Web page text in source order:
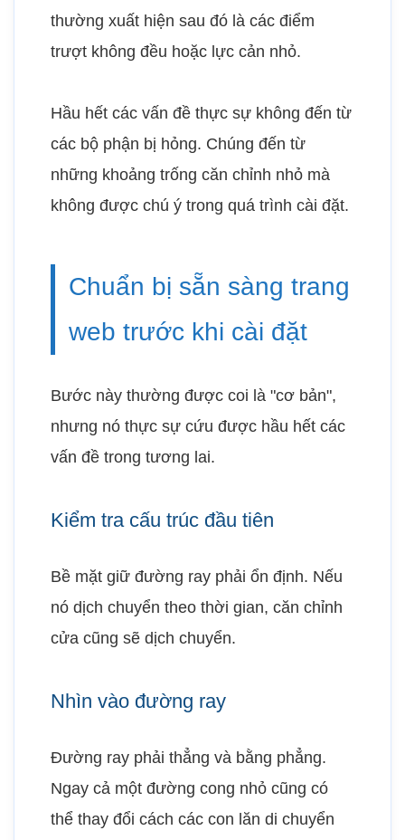
thường xuất hiện sau đó là các điểm
trượt không đều hoặc lực cản nhỏ.
Hầu hết các vấn đề thực sự không đến từ
các bộ phận bị hỏng. Chúng đến từ
những khoảng trống căn chỉnh nhỏ mà
không được chú ý trong quá trình cài đặt.
Chuẩn bị sẵn sàng trang
web trước khi cài đặt
Bước này thường được coi là "cơ bản",
nhưng nó thực sự cứu được hầu hết các
vấn đề trong tương lai.
Kiểm tra cấu trúc đầu tiên
Bề mặt giữ đường ray phải ổn định. Nếu
nó dịch chuyển theo thời gian, căn chỉnh
cửa cũng sẽ dịch chuyển.
Nhìn vào đường ray
Đường ray phải thẳng và bằng phẳng.
Ngay cả một đường cong nhỏ cũng có
thể thay đổi cách các con lăn di chuyển